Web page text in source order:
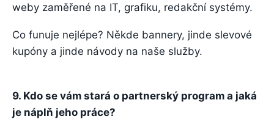
weby zaměřené na IT, grafiku, redakční systémy.
Co funuje nejlépe? Někde bannery, jinde slevové
kupóny a jinde návody na naše služby.
9. Kdo se vám stará o partnerský program a jaká
je náplň jeho práce?